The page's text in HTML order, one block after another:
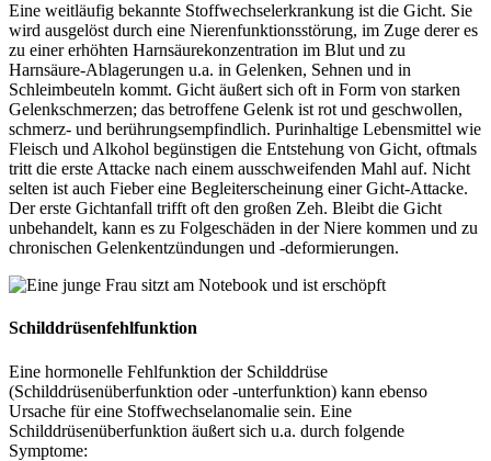
Eine weitläufig bekannte Stoffwechselerkrankung ist die Gicht. Sie
wird ausgelöst durch eine Nierenfunktionsstörung, im Zuge derer es
zu einer erhöhten Harnsäurekonzentration im Blut und zu
Harnsäure-Ablagerungen u.a. in Gelenken, Sehnen und in
Schleimbeuteln kommt. Gicht äußert sich oft in Form von starken
Gelenkschmerzen; das betroffene Gelenk ist rot und geschwollen,
schmerz- und berührungsempfindlich. Purinhaltige Lebensmittel wie
Fleisch und Alkohol begünstigen die Entstehung von Gicht, oftmals
tritt die erste Attacke nach einem ausschweifenden Mahl auf. Nicht
selten ist auch Fieber eine Begleiterscheinung einer Gicht-Attacke.
Der erste Gichtanfall trifft oft den großen Zeh. Bleibt die Gicht
unbehandelt, kann es zu Folgeschäden in der Niere kommen und zu
chronischen Gelenkentzündungen und -deformierungen.
Schilddrüsenfehlfunktion
Eine hormonelle Fehlfunktion der Schilddrüse
(Schilddrüsenüberfunktion oder -unterfunktion) kann ebenso
Ursache für eine Stoffwechselanomalie sein. Eine
Schilddrüsenüberfunktion äußert sich u.a. durch folgende
Symptome: